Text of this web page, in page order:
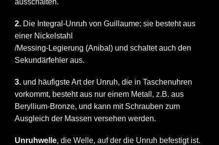
2. Die Integral-Unruh von Guillaume; sie besteht aus
einer Nickelstahl
/Messing-Legierung (Anibal) und schaltet auch den
Sekundärfehler aus.
3. und häufigste Art der Unruh, die in Taschenuhren
vorkommt, besteht aus nur einem Metall, z.B. aus
Beryllium-Bronze, und kann mit Schrauben zum
Ausgleich der Massen versehen werden.
Unruhwelle, die Welle, auf der die Unruh befestigt ist.